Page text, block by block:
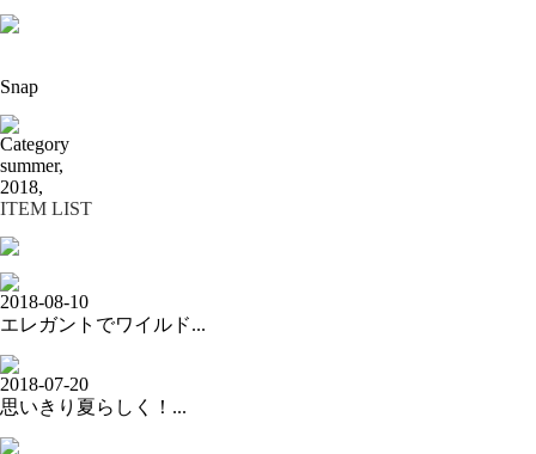
Snap
Category
summer,
2018,
ITEM LIST
2018-08-10
エレガントでワイルド...
2018-07-20
思いきり夏らしく！...